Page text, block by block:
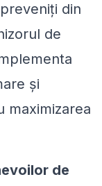
din
de
și
maximizarea
de